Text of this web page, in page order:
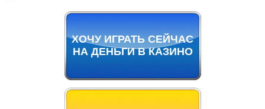
ХОЧУ ИГРАТЬ СЕЙЧАС
НА ДЕНЬГИ В КАЗИНО